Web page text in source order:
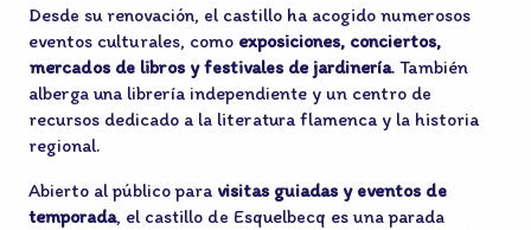
Desde su renovación, el castillo ha acogido numerosos
eventos culturales, como exposiciones, conciertos,
mercados de libros y festivales de jardinería. También
alberga una librería independiente y un centro de
recursos dedicado a la literatura flamenca y la historia
regional.
Abierto al público para visitas guiadas y eventos de
temporada, el castillo de Esquelbecq es una parada